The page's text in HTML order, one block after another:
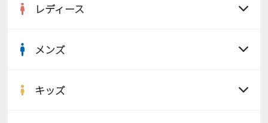
レディース
サンダル
メンズ
キッズ